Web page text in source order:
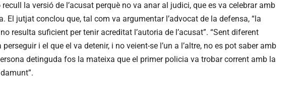
la versió de l’acusat perquè no va anar al judici, que es va celebrar amb
El jutjat conclou que, tal com va argumentar l’advocat de la defensa, “la
resulta suficient per tenir acreditat l’autoria de l’acusat”. “Sent diferent
perseguir i el que el va detenir, i no veient-se l’un a l’altre, no es pot saber amb
detinguda fos la mateixa que el primer policia va trobar corrent amb la